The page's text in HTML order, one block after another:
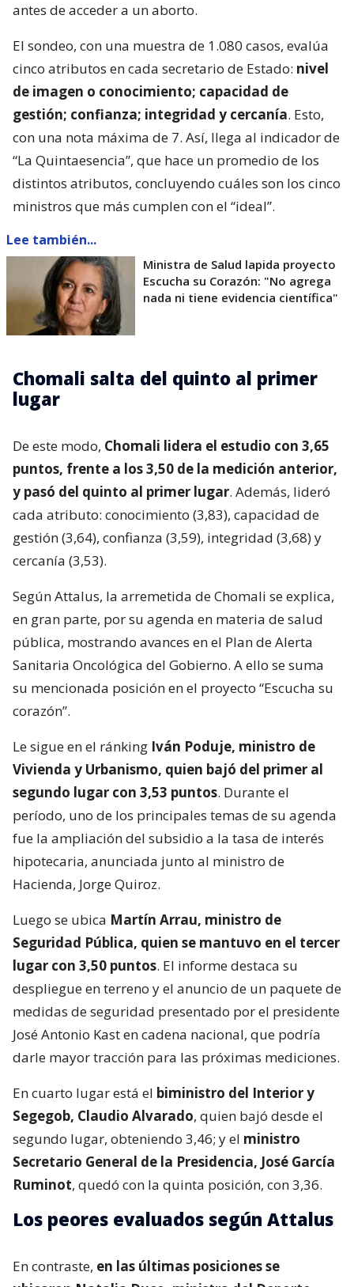
antes de acceder a un aborto.
El sondeo, con una muestra de 1.080 casos, evalúa
cinco atributos en cada secretario de Estado: nivel
de imagen o conocimiento; capacidad de
gestión; confianza; integridad y cercanía. Esto,
con una nota máxima de 7. Así, llega al indicador de
“La Quintaesencia”, que hace un promedio de los
distintos atributos, concluyendo cuáles son los cinco
ministros que más cumplen con el “ideal”.
Lee también...
Ministra de Salud lapida proyecto
Escucha su Corazón: "No agrega
nada ni tiene evidencia científica"
Chomali salta del quinto al primer
lugar
De este modo, Chomali lidera el estudio con 3,65
puntos, frente a los 3,50 de la medición anterior,
y pasó del quinto al primer lugar. Además, lideró
cada atributo: conocimiento (3,83), capacidad de
gestión (3,64), confianza (3,59), integridad (3,68) y
cercanía (3,53).
Según Attalus, la arremetida de Chomali se explica,
en gran parte, por su agenda en materia de salud
pública, mostrando avances en el Plan de Alerta
Sanitaria Oncológica del Gobierno. A ello se suma
su mencionada posición en el proyecto “Escucha su
corazón”.
Le sigue en el ránking Iván Poduje, ministro de
Vivienda y Urbanismo, quien bajó del primer al
segundo lugar con 3,53 puntos. Durante el
período, uno de los principales temas de su agenda
fue la ampliación del subsidio a la tasa de interés
hipotecaria, anunciada junto al ministro de
Hacienda, Jorge Quiroz.
Luego se ubica Martín Arrau, ministro de
Seguridad Pública, quien se mantuvo en el tercer
lugar con 3,50 puntos. El informe destaca su
despliegue en terreno y el anuncio de un paquete de
medidas de seguridad presentado por el presidente
José Antonio Kast en cadena nacional, que podría
darle mayor tracción para las próximas mediciones.
En cuarto lugar está el biministro del Interior y
Segegob, Claudio Alvarado, quien bajó desde el
segundo lugar, obteniendo 3,46; y el ministro
Secretario General de la Presidencia, José García
Ruminot, quedó con la quinta posición, con 3,36.
Los peores evaluados según Attalus
En contraste, en las últimas posiciones se